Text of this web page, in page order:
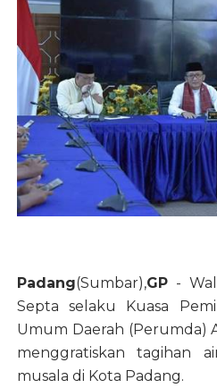
Padang(Sumbar),GP-
Septa selaku Kuasa
Umum Daerah (Perumda)
menggratiskan tagihan
musala di Kota Padang.